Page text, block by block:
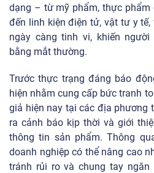
dạng – từ mỹ phẩm, thực phẩm
đến linh kiện điện tử, vật tư y
ngày càng tinh vi, khiến
bằng mắt thường.
Trước thực trạng đáng báo
hiện nhằm cung cấp bức tranh
giả hiện nay tại các địa phương
ra cảnh báo kịp thời và giới
thông tin sản phẩm. Thông
doanh nghiệp có thể nâng cao
tránh rủi ro và chung tay